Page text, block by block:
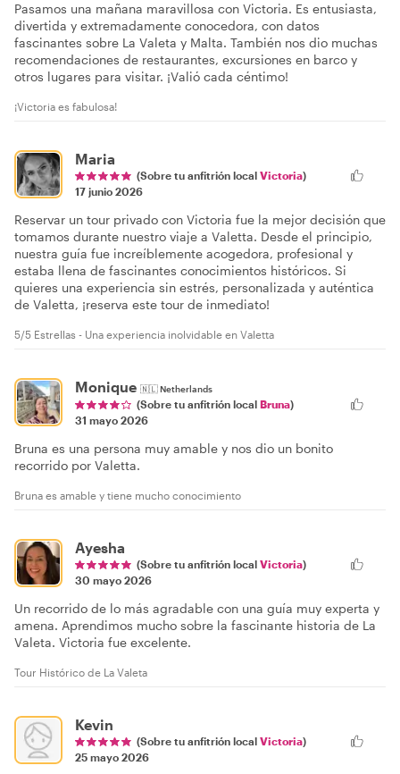
Pasamos una mañana maravillosa con Victoria. Es entusiasta,
divertida y extremadamente conocedora, con datos
fascinantes sobre La Valeta y Malta. También nos dio muchas
recomendaciones de restaurantes, excursiones en barco y
otros lugares para visitar. ¡Valió cada céntimo!
¡Victoria es fabulosa!
Maria
(Sobre tu anfitrión local Victoria)
17 junio 2026
Reservar un tour privado con Victoria fue la mejor decisión que
tomamos durante nuestro viaje a Valetta. Desde el principio,
nuestra guía fue increíblemente acogedora, profesional y
estaba llena de fascinantes conocimientos históricos. Si
quieres una experiencia sin estrés, personalizada y auténtica
de Valetta, ¡reserva este tour de inmediato!
5/5 Estrellas - Una experiencia inolvidable en Valetta
Monique 🇳🇱Netherlands
(Sobre tu anfitrión local Bruna)
31 mayo 2026
Bruna es una persona muy amable y nos dio un bonito
recorrido por Valetta.
Bruna es amable y tiene mucho conocimiento
Ayesha
(Sobre tu anfitrión local Victoria)
30 mayo 2026
Un recorrido de lo más agradable con una guía muy experta y
amena. Aprendimos mucho sobre la fascinante historia de La
Valeta. Victoria fue excelente.
Tour Histórico de La Valeta
Kevin
(Sobre tu anfitrión local Victoria)
25 mayo 2026